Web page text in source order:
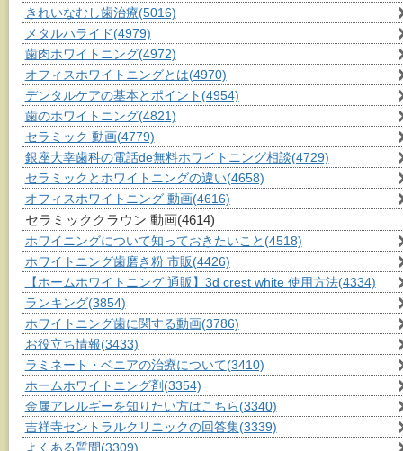
きれいなむし歯治療(5016)
メタルハライド(4979)
歯肉ホワイトニング(4972)
オフィスホワイトニングとは(4970)
デンタルケアの基本とポイント (4954)
歯のホワイトニング(4821)
セラミック 動画(4779)
銀座大幸歯科の電話de無料ホワイトニング相談(4729)
セラミックとホワイトニングの違い(4658)
オフィスホワイトニング 動画(4616)
セラミッククラウン 動画(4614)
ホワイニングについて知っておきたいこと (4518)
ホワイトニング歯磨き粉 市販(4426)
【ホームホワイトニング 通販】3d crest white 使用方法(4334)
ランキング(3854)
ホワイトニング歯に関する動画(3786)
お役立ち情報(3433)
ラミネート・ベニアの治療について(3410)
ホームホワイトニング剤 (3354)
金属アレルギーを知りたい方はこちら(3340)
吉祥寺セントラルクリニックの回答集(3339)
よくある質問(3309)